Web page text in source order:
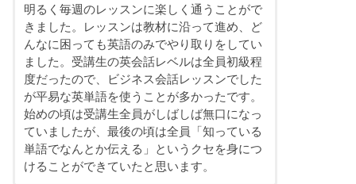
明るく毎週のレッスンに楽しく通うことがで
きました。レッスンは教材に沿って進め、ど
んなに困っても英語のみでやり取りをしてい
ました。受講生の英会話レベルは全員初級程
度だったので、ビジネス会話レッスンでした
が平易な英単語を使うことが多かったです。
始めの頃は受講生全員がしばしば無口になっ
ていましたが、最後の頃は全員「知っている
単語でなんとか伝える」というクセを身につ
けることができていたと思います。